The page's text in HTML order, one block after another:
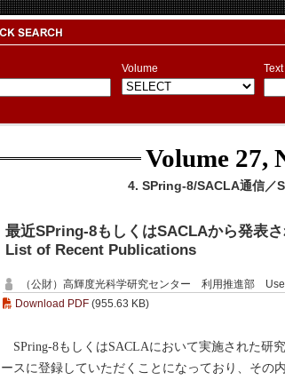
Volume
Volume 27,
4. SPring-8/SACLA通信／
最近SPring-8もしくはSACLAから発表
List of Recent Publications
（公財）高輝度光科学研究センター 利用推進部
Download PDF (955.63 KB)
SPring-8もしくはSACLAにおいて実施された研
ースに登録していただくことになっており、その